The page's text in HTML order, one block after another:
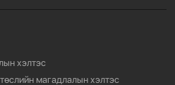
хэлтэс
магадлалын хэлтэс